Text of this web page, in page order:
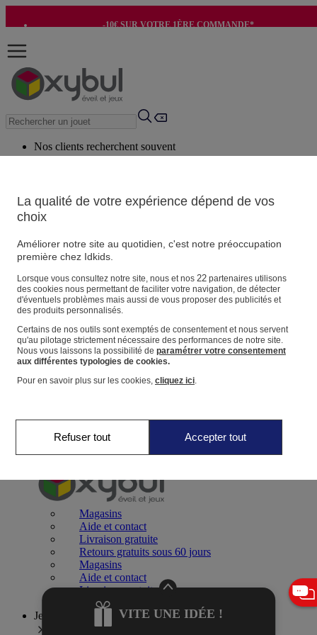
-10€ SUR VOTRE 1ÈRE COMMANDE*
Nos clients recherchent souvent
Conseils suggérés
Produits suggérés
Vos informations personnelles
Suivre une commande
Magasin
Panier
Favoris
Jeux 0-2 ans
Magasins
Aide et contact
Livraison gratuite
Retours gratuits sous 60 jours
Magasins
Aide et contact
Livraison gratuite
Retours gratuits sous 60 jours
Jeux 2-4 ans
VITE UNE IDÉE !
La qualité de votre expérience dépend de vos
choix
Améliorer notre site au quotidien, c'est notre préoccupation
première chez Idkids.
Lorsque vous consultez notre site, nous et nos 22partenaires utilisons
des cookies nous permettant de faciliter votre navigation, de détecter
d'éventuels problèmes mais aussi de vous proposer des publicités et
des produits personnalisés.
Certains de nos outils sont exemptés de consentement et nous servent
qu'au pilotage strictement nécessaire des performances de notre site.
Nous vous laissons la possibilité de paramétrer votre consentement
aux différentes typologies de cookies.
Pour en savoir plus sur les cookies, cliquez ici.
Refuser tout Accepter tout